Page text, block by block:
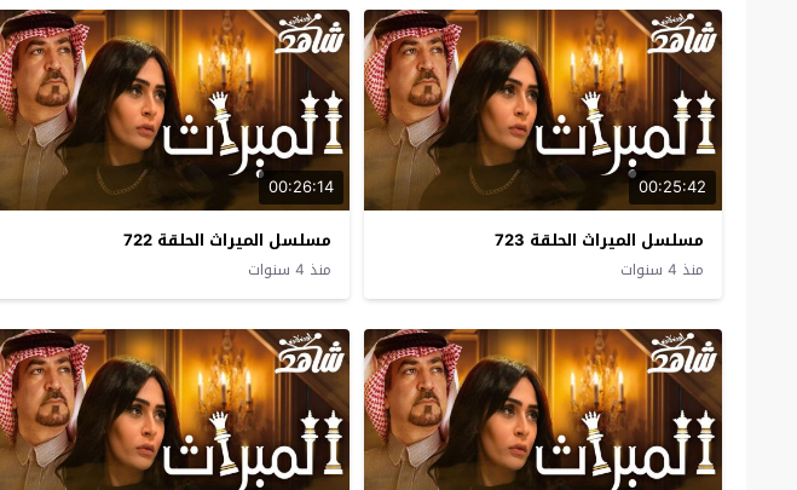
00:25:42
مسلسل الميراث الحلقة 723
منذ 4 سنوات
00:26:14
مسلسل الميراث الحلقة 722
منذ 4 سنوات